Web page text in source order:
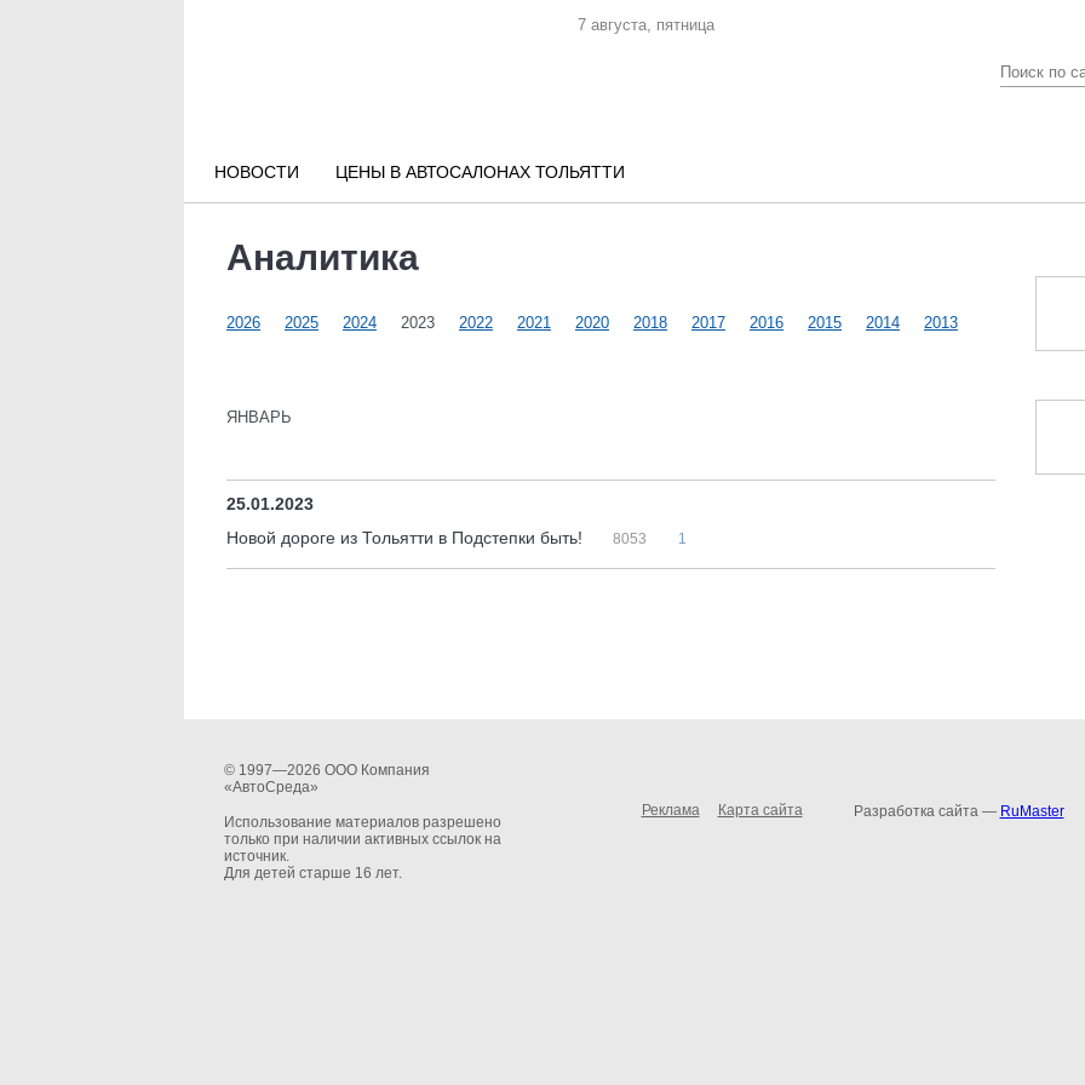
7 августа, пятница
НОВОСТИ ЦЕНЫ В АВТОСАЛОНАХ ТОЛЬЯТТИ
Аналитика
2026 2025 2024 2023 2022 2021 2020 2018 2017 2016 2015 2014 2013
ЯНВАРЬ
25.01.2023
Новой дороге из Тольятти в Подстепки быть!
8053 1
© 1997—2026 ООО Компания
«АвтоСреда»
Использование материалов разрешено
только при наличии активных ссылок на
источник.
Для детей старше 16 лет.
Реклама Карта сайта Разработка сайта — RuMaster